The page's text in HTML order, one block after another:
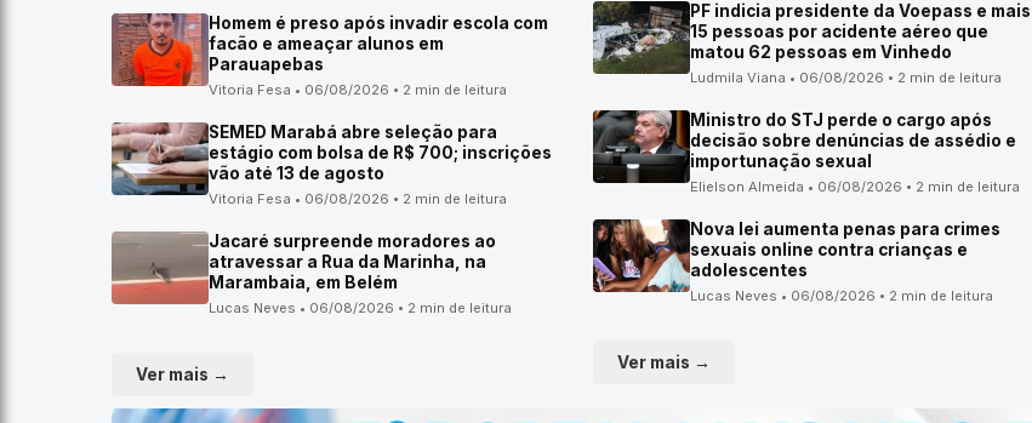
Homem é preso após invadir escola com
facão e ameaçar alunos em
Parauapebas
Vitoria Fesa • 06/08/2026 • 2 min de leitura
SEMED Marabá abre seleção para
estágio com bolsa de R$ 700; inscrições
vão até 13 de agosto
Vitoria Fesa • 06/08/2026 • 2 min de leitura
Jacaré surpreende moradores ao
atravessar a Rua da Marinha, na
Marambaia, em Belém
Lucas Neves • 06/08/2026 • 2 min de leitura
Ver mais →
PF indicia presidente da Voepass e mais
15 pessoas por acidente aéreo que
matou 62 pessoas em Vinhedo
Ludmila Viana • 06/08/2026 • 2 min de leitura
Ministro do STJ perde o cargo após
decisão sobre denúncias de assédio e
importunação sexual
Elielson Almeida • 06/08/2026 • 2 min de leitura
Nova lei aumenta penas para crimes
sexuais online contra crianças e
adolescentes
Lucas Neves • 06/08/2026 • 2 min de leitura
Ver mais →